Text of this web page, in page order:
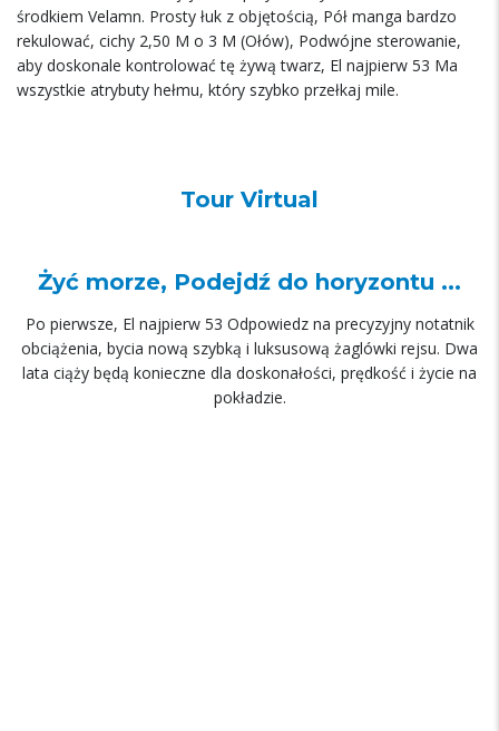
środkiem Velamn. Prosty łuk z objętością, Pół manga bardzo
rekulować, cichy 2,50 M o 3 M (Ołów), Podwójne sterowanie,
aby doskonale kontrolować tę żywą twarz, El najpierw 53 Ma
wszystkie atrybuty hełmu, który szybko przełkaj mile.
Tour Virtual
Żyć morze, Podejdź do horyzontu ...
Po pierwsze, El najpierw 53 Odpowiedz na precyzyjny notatnik
obciążenia, bycia nową szybką i luksusową żaglówki rejsu. Dwa
lata ciąży będą konieczne dla doskonałości, prędkość i życie na
pokładzie.